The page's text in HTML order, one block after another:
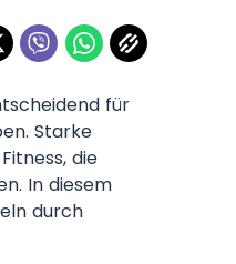
für
Starke
die
In diesem
durch